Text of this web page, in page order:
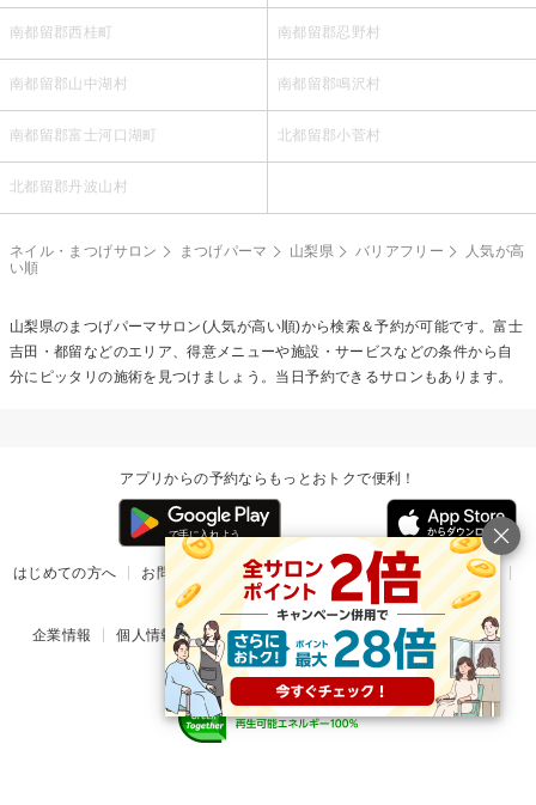
南都留郡西桂町 南都留郡忍野村
南都留郡山中湖村 南都留郡鳴沢村
南都留郡富士河口湖町 北都留郡小菅村
北都留郡丹波山村
ネイル・まつげサロン まつげパーマ 山梨県 バリアフリー
人気が高
い順
山梨県のまつげパーマサロン(人気が高い順)から検索＆予約が可能です。富士
吉田・都留などのエリア、得意メニューや施設・サービスなどの条件から自
分にピッタリの施術を見つけましょう。当日予約できるサロンもあります。
アプリからの予約ならもっとおトクで便利！
はじめての方へ お問い合わせ ヘルプ リリース情報
利用規約
掲載ご希望のサロン様
企業情報 個人情報保護方針 楽天のサービス一覧 アプリ一覧
© Rakuten Group, Inc.